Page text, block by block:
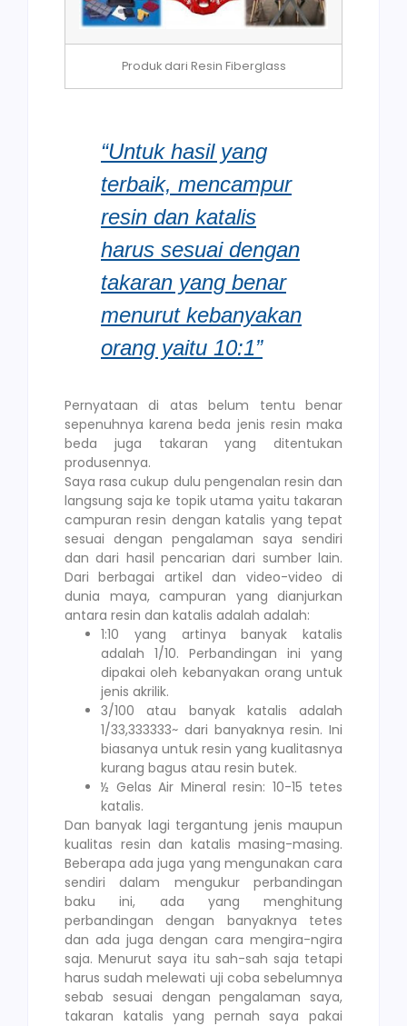
Produk dari Resin Fiberglass
“Untuk hasil yang
terbaik, mencampur
resin dan katalis
harus sesuai dengan
takaran yang benar
menurut kebanyakan
orang yaitu 10:1”
Pernyataan di atas belum tentu benar
sepenuhnya karena beda jenis resin maka
beda juga takaran yang ditentukan
produsennya.
Saya rasa cukup dulu pengenalan resin dan
langsung saja ke topik utama yaitu takaran
campuran resin dengan katalis yang tepat
sesuai dengan pengalaman saya sendiri
dan dari hasil pencarian dari sumber lain.
Dari berbagai artikel dan video-video di
dunia maya, campuran yang dianjurkan
antara resin dan katalis adalah adalah:
1:10 yang artinya banyak katalis
adalah 1/10. Perbandingan ini yang
dipakai oleh kebanyakan orang untuk
jenis akrilik.
3/100 atau banyak katalis adalah
1/33,333333~ dari banyaknya resin. Ini
biasanya untuk resin yang kualitasnya
kurang bagus atau resin butek.
½ Gelas Air Mineral resin: 10-15 tetes
katalis.
Dan banyak lagi tergantung jenis maupun
kualitas resin dan katalis masing-masing.
Beberapa ada juga yang mengunakan cara
sendiri dalam mengukur perbandingan
baku ini, ada yang menghitung
perbandingan dengan banyaknya tetes
dan ada juga dengan cara mengira-ngira
saja. Menurut saya itu sah-sah saja tetapi
harus sudah melewati uji coba sebelumnya
sebab sesuai dengan pengalaman saya,
takaran katalis yang pernah saya pakai